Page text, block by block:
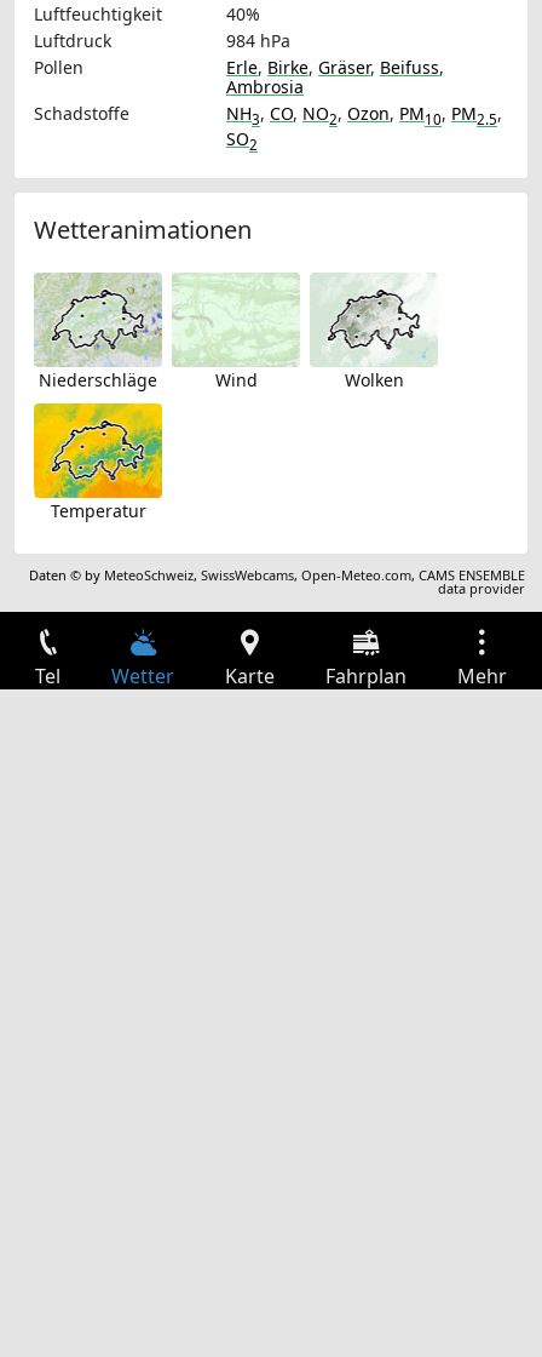
Luftfeuchtigkeit
40%
Luftdruck
984 hPa
Pollen
Erle, Birke, Gräser, Beifuss,
Ambrosia
Schadstoffe
NH3, CO, NO2, Ozon, PM10, PM2.5,
SO2
Wetteranimationen
Niederschläge Wind Wolken
Temperatur
Daten © by MeteoSchweiz,SwissWebcams,Open-Meteo.com,CAMS ENSEMBLE
data provider
Tel Wetter Karte Fahrplan Mehr